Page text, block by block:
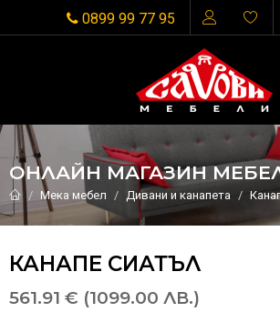
0899 99 77 95
ОНЛАЙН МАГАЗИН
Мека мебел Дивани и канапета
КАНАПЕ СИАТЪЛ
561.91 € (1099.00 ЛВ.)